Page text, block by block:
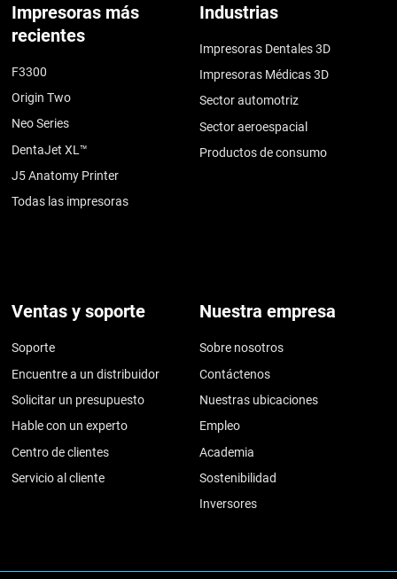
Impresoras más
recientes
F3300
Origin Two
Neo Series
DentaJet XL™
J5 Anatomy Printer
Todas las impresoras
Industrias
Impresoras Dentales 3D
Impresoras Médicas 3D
Sector automotriz
Sector aeroespacial
Productos de consumo
Ventas y soporte
Soporte
Encuentre a un distribuidor
Solicitar un presupuesto
Hable con un experto
Centro de clientes
Servicio al cliente
Nuestra empresa
Sobre nosotros
Contáctenos
Nuestras ubicaciones
Empleo
Academia
Sostenibilidad
Inversores